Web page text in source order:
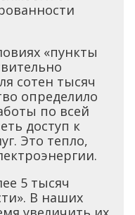
«пункты
сотен тысяч
определило
по всей
доступ к
Это тепло,
5 тысяч
В наших